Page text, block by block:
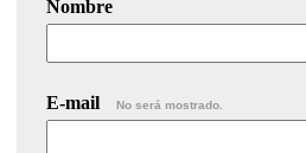
Nombre
E-mail No será mostrado.